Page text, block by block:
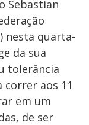
Sebastian
nesta quarta-
da sua
tolerância
correr aos 11
em um
de ser